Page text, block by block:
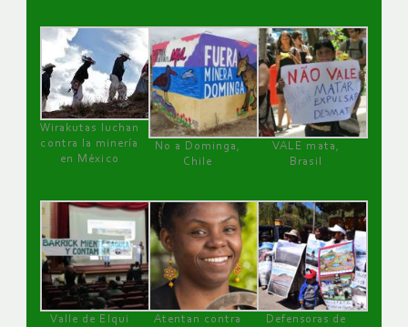
Wirakutas luchan
contra la minería
en México
No a Dominga,
Chile
VALE mata,
Brasil
Valle de Elqui
Atentan contra
Defensoras de